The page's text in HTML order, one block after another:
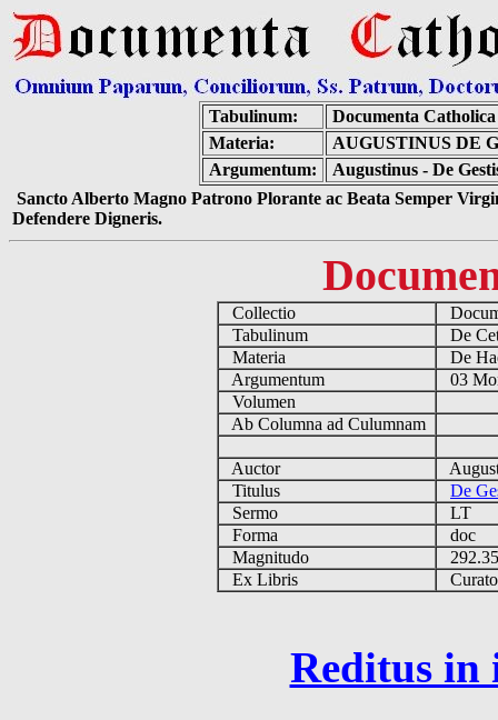
Tabulinum:
Documenta
Materia:
AUGUSTINUS DE
Argumentum:
Augustinus - De
Sancto Alberto Magno Patrono Plorante ac Beata Semper
Defendere Digneris.
Collectio
Tabulinum
De
Materia
De
Argumentum
03
Volumen
Ab Columna ad Culumnam
Auctor
Titulus
De
Sermo
LT
Forma
doc
Magnitudo
Ex Libris
Reditus in